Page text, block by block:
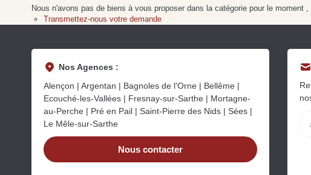
Nous n'avons pas de biens à vous proposer dans la catégorie pour le moment
Transmettez-nous votre demande
Nos Agences :
Alençon | Argentan | Bagnoles de l'Orne | Bellême |
Ecouché-les-Vallées | Fresnay-sur-Sarthe | Mortagne-
au-Perche | Pré en Pail | Saint-Pierre des Nids | Sées |
Le Mêle-sur-Sarthe
Nous contacter